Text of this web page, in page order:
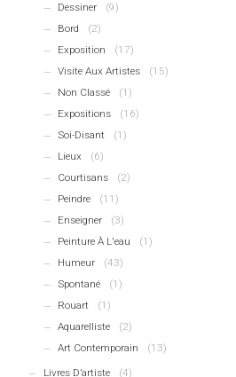
Dessiner
(9)
Bord
(2)
Exposition
(17)
Visite Aux Artistes
(15)
Non Classé
(1)
Expositions
(16)
Soi-Disant
(1)
Lieux
(6)
Courtisans
(2)
Peindre
(11)
Enseigner
(3)
Peinture À L'eau
(1)
Humeur
(43)
Spontané
(1)
Rouart
(1)
Aquarelliste
(2)
Art Contemporain
(13)
Livres D’artiste
(4)